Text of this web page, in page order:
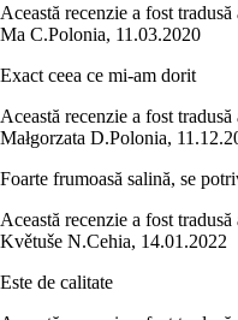
Această recenzie a fost tradusă
Ma C.Polonia, 11.03.2020
Exact ceea ce mi-am dorit
Această recenzie a fost tradusă
Małgorzata D.Polonia,
Foarte frumoasă salină, se
Această recenzie a fost tradusă
Květuše N.Cehia, 14.01.2022
Este de calitate